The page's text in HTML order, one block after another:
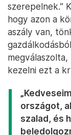
szerepelnek.”
hogy azon a
aszály van,
kezelni ezt a
országot,
szalad, és